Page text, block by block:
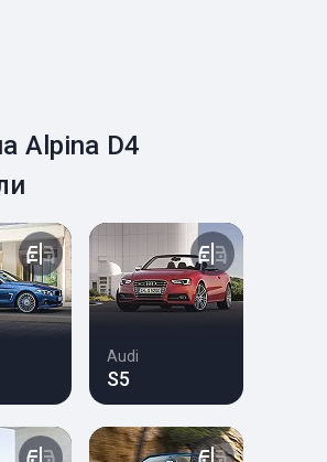
Alpina D4
Audi
S5